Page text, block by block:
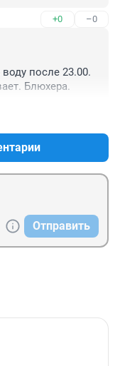
подписал
так же как и мы с
это!!!
+0 –0
после 23.00.
Блюхера.
Отправить